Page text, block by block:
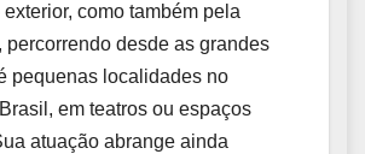
exterior, como também pela
percorrendo desde as grandes
pequenas localidades no
em teatros ou espaços
atuação abrange ainda